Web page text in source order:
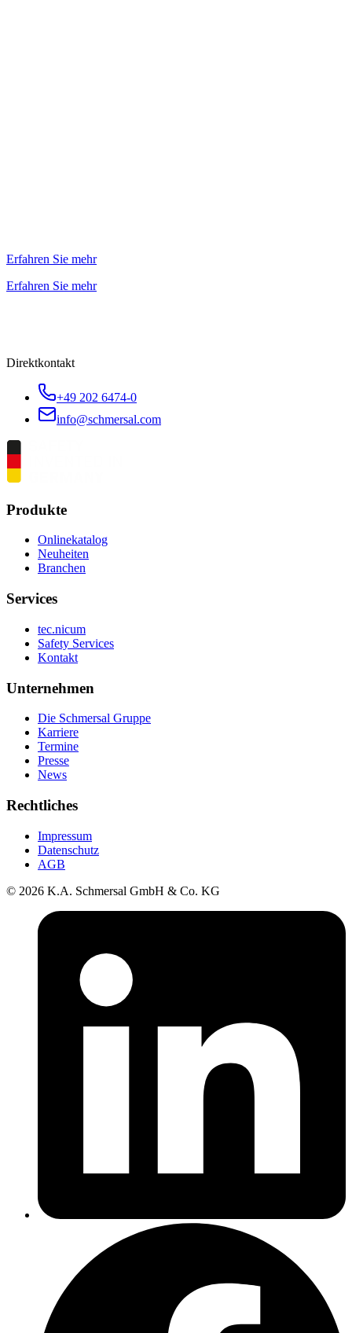
Erfahren Sie mehr
Erfahren Sie mehr
Direktkontakt
+49 202 6474-0
info@schmersal.com
Produkte
Onlinekatalog
Neuheiten
Branchen
Services
tec.nicum
Safety Services
Kontakt
Unternehmen
Die Schmersal Gruppe
Karriere
Termine
Presse
News
Rechtliches
Impressum
Datenschutz
AGB
© 2026 K.A. Schmersal GmbH & Co. KG